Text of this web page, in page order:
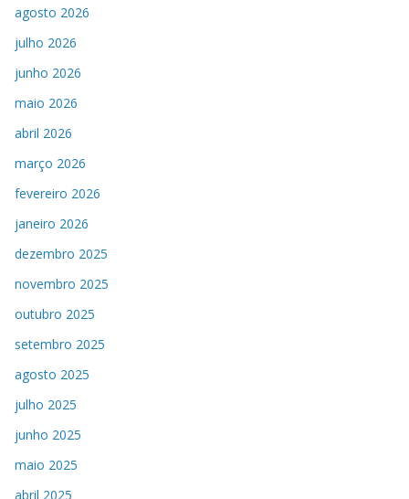
agosto 2026
julho 2026
junho 2026
maio 2026
abril 2026
março 2026
fevereiro 2026
janeiro 2026
dezembro 2025
novembro 2025
outubro 2025
setembro 2025
agosto 2025
julho 2025
junho 2025
maio 2025
abril 2025